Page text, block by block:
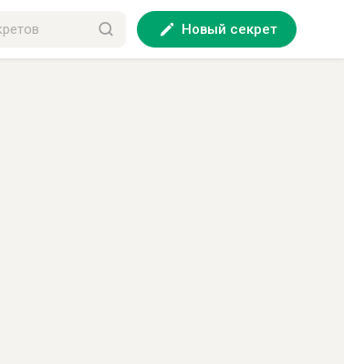
Новый секрет